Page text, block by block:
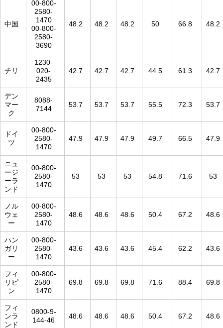
中国
00-800-
2580-
1470
00-800-
2580-
3690
48.2 48.2 48.2 50 66.8 48.2
チリ
1230-
020-
2435
42.7 42.7 42.7 44.5 61.3 42.7
デン
マー
ク
8088-
7144
53.7 53.7 53.7 55.5 72.3 53.7
ドイ
ツ
00-800-
2580-
1470
47.9 47.9 47.9 49.7 66.5 47.9
ニュ
ージ
ーラ
ンド
00-800-
2580-
1470
53 53 53 54.8 71.6 53
ノル
ウェ
ー
00-800-
2580-
1470
48.6 48.6 48.6 50.4 67.2 48.6
ハン
ガリ
ー
00-800-
2580-
1470
43.6 43.6 43.6 45.4 62.2 43.6
フィ
リピ
ン
00-800-
2580-
1470
69.8 69.8 69.8 71.6 88.4 69.8
フィ
ンラ
ンド
0800-9-
144-46
48.6 48.6 48.6 50.4 67.2 48.6